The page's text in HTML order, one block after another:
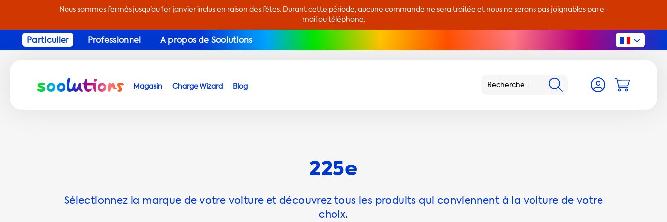
Nous sommes fermés jusqu’au 1er janvier inclus en raison des fêtes. Durant cette période, aucune commande ne sera traitée et nous ne serons pas joignables par e-
mail ou téléphone.
Particulier Professionnel A propos de Soolutions
Magasin Charge Wizard Blog
225e
Sélectionnez la marque de votre voiture et découvrez tous les produits qui conviennent à la voiture de votre
choix.